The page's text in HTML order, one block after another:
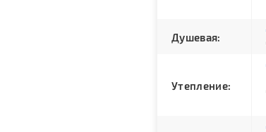
Душевая:
Утепление: